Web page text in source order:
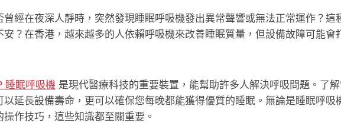
曾經在夜深人靜時，突然發現睡眠呼吸機發出異常聲響或無法正常運作？這
安？在香港，越來越多的人依賴呼吸機來改善睡眠質量，但設備故障可能會
睡眠呼吸機 是現代醫療科技的重要裝置，能幫助許多人解決呼吸問題。了
以延長設備壽命，更可以確保您每晚都能獲得優質的睡眠。無論是睡眠呼吸
操作技巧，這些知識都至關重要。